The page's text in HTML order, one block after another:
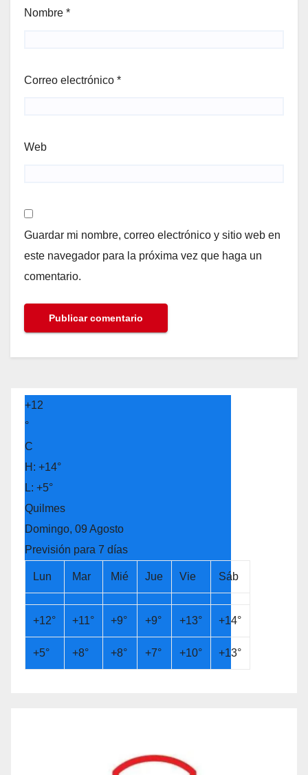
Nombre *
Correo electrónico *
Web
Guardar mi nombre, correo electrónico y sitio web en
este navegador para la próxima vez que haga un
comentario.
+12
°
C
H: +14°
L: +5°
Quilmes
Domingo, 09 Agosto
Previsión para 7 días
Lun Mar Mié Jue Vie Sáb
+12° +11° +9° +9° +13° +14°
+5° +8° +8° +7° +10° +13°